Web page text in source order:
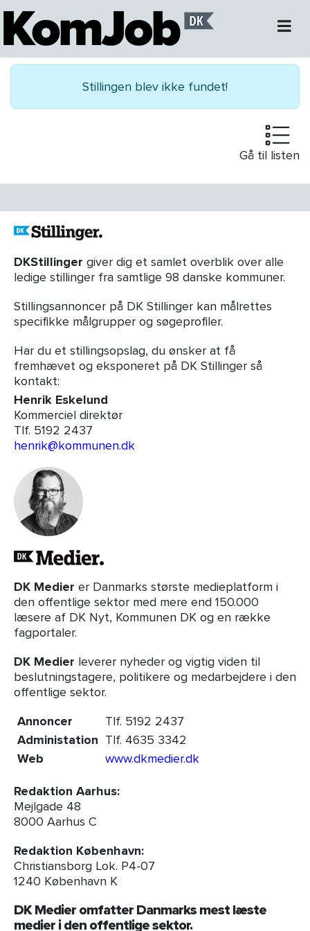
Stillingen blev ikke fundet!
Gå til listen
DKStillinger giver dig et samlet overblik over alle
ledige stillinger fra samtlige 98 danske kommuner.
Stillingsannoncer på DK Stillinger kan målrettes
specifikke målgrupper og søgeprofiler.
Har du et stillingsopslag, du ønsker at få
fremhævet og eksponeret på DK Stillinger så
kontakt:
Henrik Eskelund
Kommerciel direktør
Tlf. 5192 2437
henrik@kommunen.dk
DK Medier er Danmarks største medieplatform i
den offentlige sektor med mere end 150.000
læsere af DK Nyt, Kommunen DK og en række
fagportaler.
DK Medier leverer nyheder og vigtig viden til
beslutningstagere, politikere og medarbejdere i den
offentlige sektor.
Annoncer
Tlf. 5192 2437
Administation Tlf. 4635 3342
Web
www.dkmedier.dk
Redaktion Aarhus:
Mejlgade 48
8000 Aarhus C
Redaktion København:
Christiansborg Lok. P4-07
1240 København K
DK Medier omfatter Danmarks mest læste
medier i den offentlige sektor.